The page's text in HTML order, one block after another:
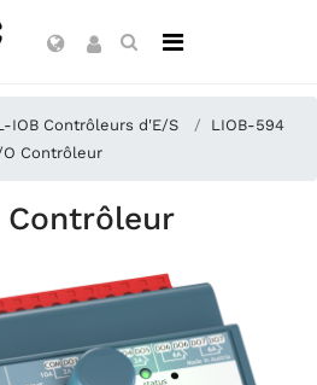
IOB Contrôleurs d'E/S
LIOB-594
Contrôleur
Contrôleur